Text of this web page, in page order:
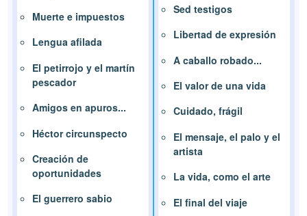
Muerte e impuestos
Lengua afilada
El petirrojo y el martín
pescador
Amigos en apuros...
Héctor circunspecto
Creación de
oportunidades
El guerrero sabio
Sed testigos
Libertad de expresión
A caballo robado...
El valor de una vida
Cuidado, frágil
El mensaje, el palo y el
artista
La vida, como el arte
El final del viaje